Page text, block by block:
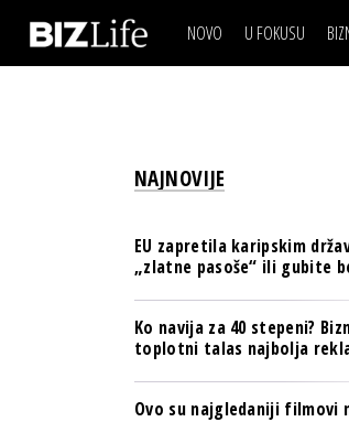
NOVO U FOKUSU
IZJAVA DANA
NAJNOVIJE
EU zapretila karipskim
„zlatne pasoše“ ili gubite
Ko navija za 40 stepeni?
toplotni talas najbolja
Ovo su najgledaniji filmovi